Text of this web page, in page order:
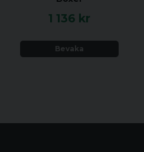
1 136 kr
Bevaka